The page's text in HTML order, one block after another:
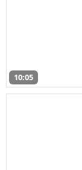
10:05